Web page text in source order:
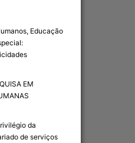
Educação
EM
da
de serviços